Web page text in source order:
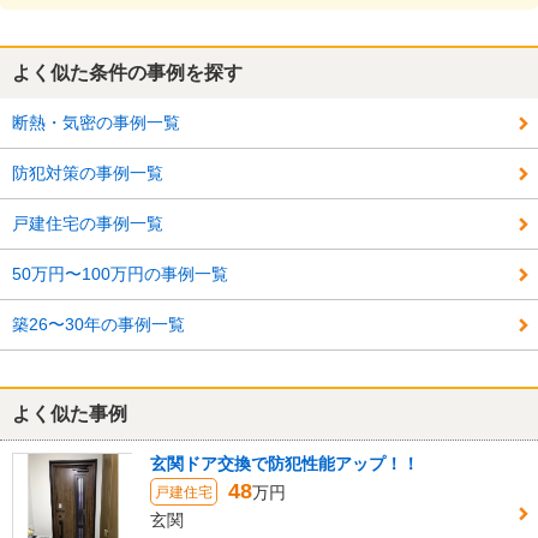
よく似た条件の事例を探す
断熱・気密の事例一覧
防犯対策の事例一覧
戸建住宅の事例一覧
50万円〜100万円の事例一覧
築26〜30年の事例一覧
よく似た事例
玄関ドア交換で防犯性能アップ！！
戸建住宅 48万円
玄関